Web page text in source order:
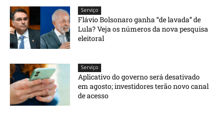
Serviço
Flávio Bolsonaro ganha “de lavada” de
Lula? Veja os números da nova pesquisa
eleitoral
Serviço
Aplicativo do governo será desativado
em agosto; investidores terão novo canal
de acesso